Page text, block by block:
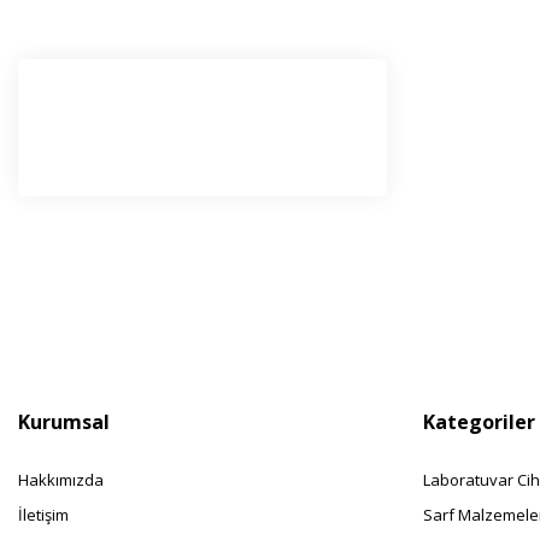
Kurumsal
Hakkımızda
İletişim
Kategoriler
Laboratuvar
Sarf